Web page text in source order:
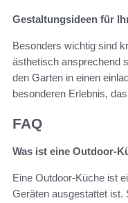
Gestaltungsideen für
Besonders wichtig sind
ästhetisch ansprechend
den Garten in einen
besonderen Erlebnis,
FAQ
Was ist eine Outdoor-
Eine Outdoor-Küche ist
Geräten ausgestattet ist.